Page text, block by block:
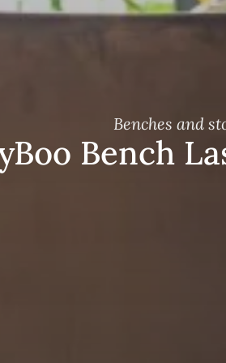
Benches and
Bench